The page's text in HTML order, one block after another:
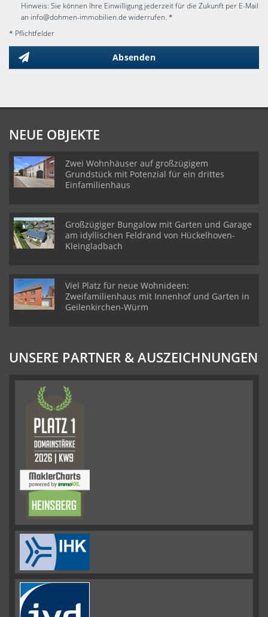
Hinweis: Sie können Ihre Einwilligung jederzeit für die Zukunft per E-Mail
an info@dohmen-immobilien.de widerrufen. *
* Pflichtfelder
Absenden
NEUE OBJEKTE
Zwei Wohnhäuser auf großzügigem
Grundstück mit Potenzial für ein drittes
Einfamilienhaus
Großzügiger Bungalow mit Garten und Garage
am idyllischen Feldrand von Hückelhoven-
Kleingladbach
Viel Platz für neue Wohnideen:
Zweifamilienhaus mit Innenhof und Garten in
Geilenkirchen-Würm
UNSERE PARTNER & AUSZEICHNUNGEN